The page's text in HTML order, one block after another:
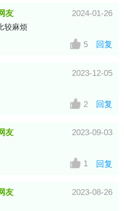
友 2024-01-26
较麻烦
5 回复
2023-12-05
2 回复
友 2023-09-03
1 回复
友 2023-08-26